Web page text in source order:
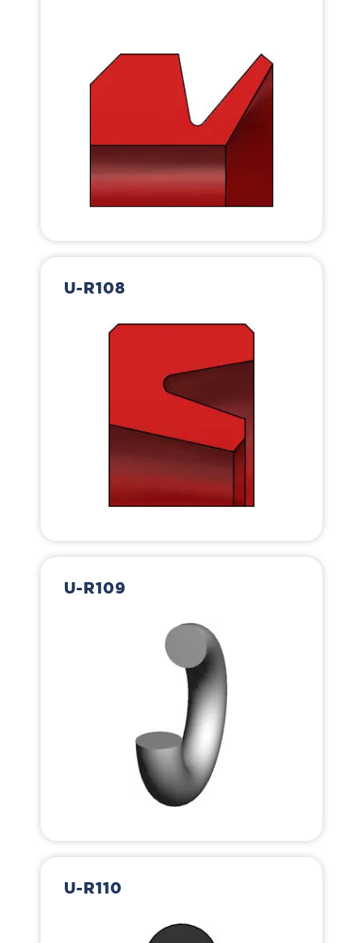
U-R108
U-R109
U-R110